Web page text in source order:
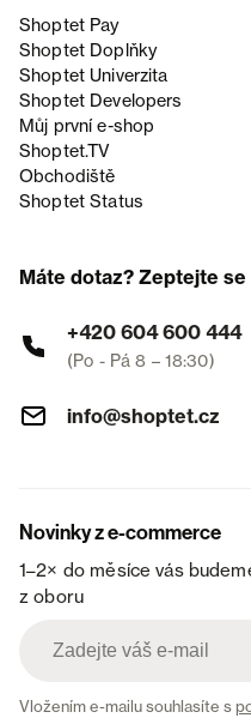
Shoptet Pay
Shoptet Doplňky
Shoptet Univerzita
Shoptet Developers
Můj první e-shop
Shoptet.TV
Obchodiště
Shoptet Status
Máte dotaz? Zeptejte se
+420 604 600 444
(Po - Pá 8 – 18:30)
info@shoptet.cz
Novinky z e-commerce
1–2× do měsíce vás
z oboru
Vložením e-mailu souhlasíte s